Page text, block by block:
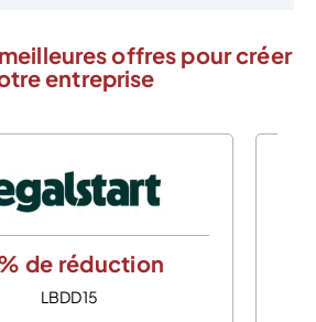
offres pour créer
entreprise
de réduction
LBDD15